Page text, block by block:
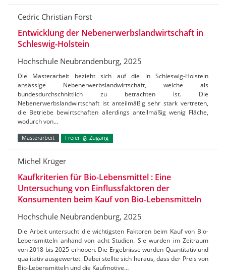
Cedric Christian Först
Entwicklung der Nebenerwerbslandwirtschaft in
Schleswig-Holstein
Hochschule Neubrandenburg, 2025
Die Masterarbeit bezieht sich auf die in Schleswig-Holstein
ansässige Nebenerwerbslandwirtschaft, welche als
bundesdurchschnittlich zu betrachten ist. Die
Nebenerwerbslandwirtschaft ist anteilmäßig sehr stark vertreten,
die Betriebe bewirtschaften allerdings anteilmäßig wenig Fläche,
wodurch von…
Masterarbeit Freier Zugang
Michel Krüger
Kaufkriterien für Bio-Lebensmittel : Eine
Untersuchung von Einflussfaktoren der
Konsumenten beim Kauf von Bio-Lebensmitteln
Hochschule Neubrandenburg, 2025
Die Arbeit untersucht die wichtigsten Faktoren beim Kauf von Bio-
Lebensmitteln anhand von acht Studien. Sie wurden im Zeitraum
von 2018 bis 2025 erhoben. Die Ergebnisse wurden Quantitativ und
qualitativ ausgewertet. Dabei stellte sich heraus, dass der Preis von
Bio-Lebensmitteln und die Kaufmotive…